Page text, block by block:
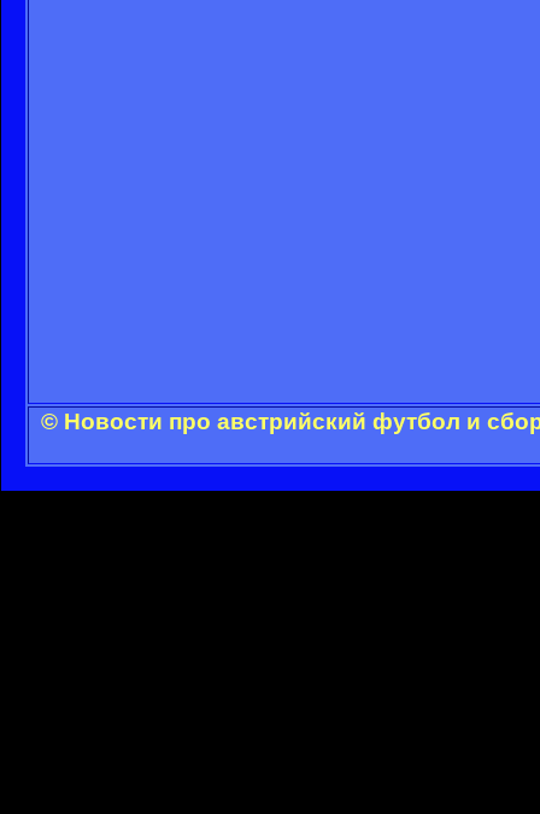
© Новости про австрийский футбол и